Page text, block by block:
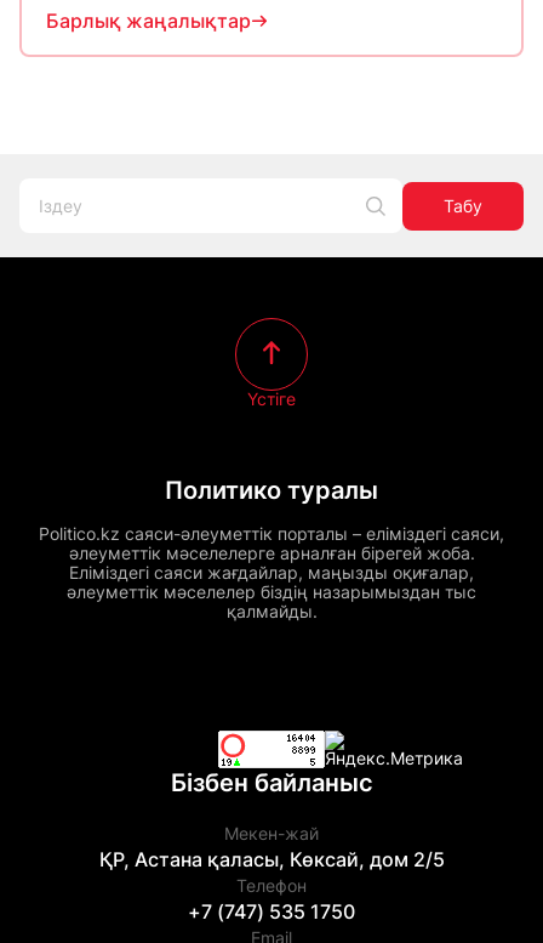
Барлық жаңалықтар
Табу
Политико туралы
Politico.kz саяси-әлеуметтік порталы – еліміздегі саяси,
әлеуметтік мәселелерге арналған бірегей жоба.
Еліміздегі саяси жағдайлар, маңызды оқиғалар,
әлеуметтік мәселелер біздің назарымыздан тыс
қалмайды.
Үстіге
Бізбен байланыс
Мекен-жай
ҚР, Астана қаласы, Көксай, дом 2/5
Телефон
+7 (747) 535 1750
Email